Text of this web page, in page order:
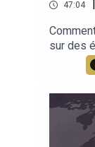
47:04
sur des
Mihaely